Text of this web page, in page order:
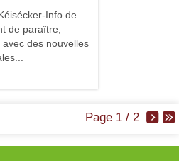
Info de
de paraître,
avec des nouvelles
Page 1 / 2